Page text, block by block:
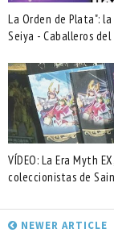
La Orden de Plata":
Seiya - Caballeros del
VÍDEO: La Era Myth
coleccionistas de
NEWER ARTICLE